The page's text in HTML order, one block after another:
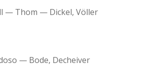
— Thom — Dickel, Völler
— Bode, Decheiver